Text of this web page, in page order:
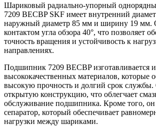
Шариковый радиально-упорный
7209 BECBP SKF имеет внутренний
наружный диаметр 85 мм и ширину 19 мм.
контактом угла обзора 40°, что позволяет
точность вращения и устойчивость к
направлениях.
Подшипник 7209 BECBP изготавливается
высококачественных материалов, которые
высокую прочность и долгий срок
открытую конструкцию, что облегчает
обслуживание подшипника. Кроме того, он
сепаратор, который обеспечивает
нагрузки между шариками.